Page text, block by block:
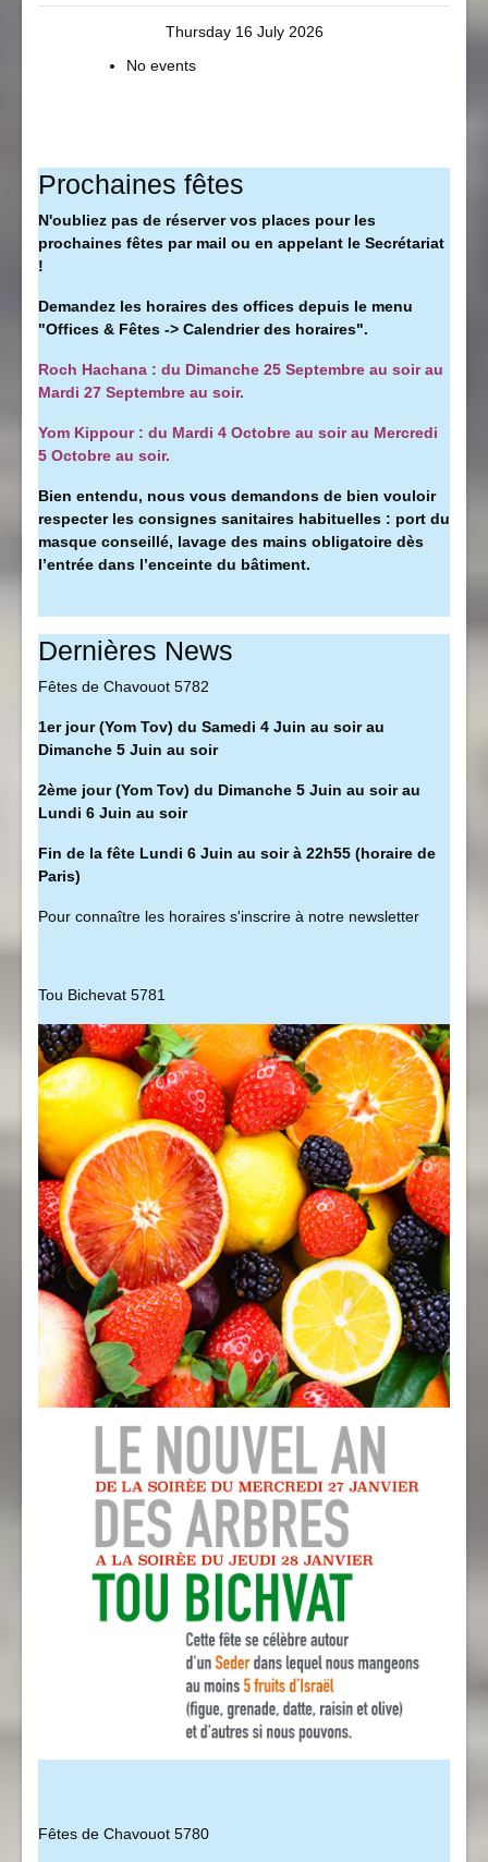
Thursday 16 July 2026
No events
Prochaines fêtes
N'oubliez pas de réserver vos places pour les
prochaines fêtes par mail ou en appelant le Secrétariat
!
Demandez les horaires des offices depuis le menu
"Offices & Fêtes -> Calendrier des horaires".
Roch Hachana : du Dimanche 25 Septembre au soir au
Mardi 27 Septembre au soir.
Yom Kippour : du Mardi 4 Octobre au soir au Mercredi
5 Octobre au soir.
Bien entendu, nous vous demandons de bien vouloir
respecter les consignes sanitaires habituelles : port du
masque conseillé, lavage des mains obligatoire dès
l’entrée dans l’enceinte du bâtiment.
Dernières News
Fêtes de Chavouot 5782
1er jour (Yom Tov) du Samedi 4 Juin au soir au
Dimanche 5 Juin au soir
2ème jour (Yom Tov) du Dimanche 5 Juin au soir au
Lundi 6 Juin au soir
Fin de la fête Lundi 6 Juin au soir à 22h55 (horaire de
Paris)
Pour connaître les horaires s'inscrire à notre newsletter
Tou Bichevat 5781
Fêtes de Chavouot 5780